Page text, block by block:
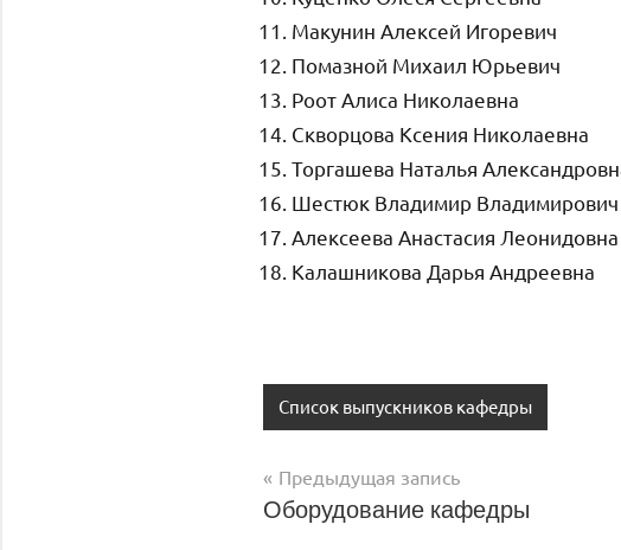
Макунин Алексей Игоревич
Помазной Михаил Юрьевич
Роот Алиса Николаевна
Скворцова Ксения Николаевна
Торгашева Наталья
Шестюк Владимир Владимирович
Алексеева Анастасия Леонидовна
Калашникова Дарья Андреевна
Список выпускников кафедры
Навигация
по
Предыдущая запись
Оборудование кафедры